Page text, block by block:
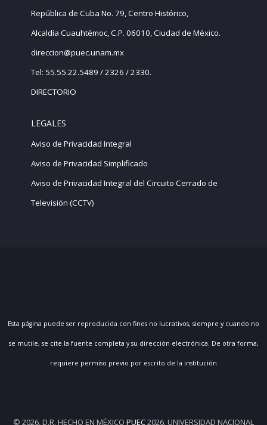
República de Cuba No. 79, Centro Histórico,
Alcaldía Cuauhtémoc, C.P. 06010, Ciudad de México.
direccion@puec.unam.mx
Tel: 55.55.22.5489 / 2326 / 2330.
DIRECTORIO
LEGALES
Aviso de Privacidad Integral
Aviso de Privacidad Simplificado
Aviso de Privacidad Integral del Circuito Cerrado de
Televisión (CCTV)
Esta página puede ser reproducida con fines no lucrativos, siempre y cuando no
se mutile, se cite la fuente completa y su dirección electrónica. De otra forma,
requiere permiso previo por escrito de la institución
© 2026, D.R. HECHO EN MÉXICO PUEC2026. UNIVERSIDAD NACIONAL